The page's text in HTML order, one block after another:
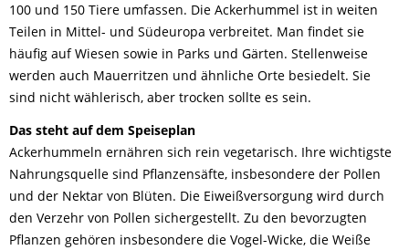
100 und 150 Tiere umfassen. Die Ackerhummel ist in weiten
Teilen in Mittel- und Südeuropa verbreitet. Man findet sie
häufig auf Wiesen sowie in Parks und Gärten. Stellenweise
werden auch Mauerritzen und ähnliche Orte besiedelt. Sie
sind nicht wählerisch, aber trocken sollte es sein.
Das steht auf dem Speiseplan
Ackerhummeln ernähren sich rein vegetarisch. Ihre wichtigste
Nahrungsquelle sind Pflanzensäfte, insbesondere der Pollen
und der Nektar von Blüten. Die Eiweißversorgung wird durch
den Verzehr von Pollen sichergestellt. Zu den bevorzugten
Pflanzen gehören insbesondere die Vogel-Wicke, die Weiße